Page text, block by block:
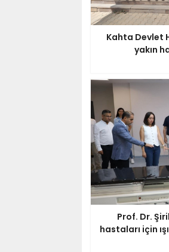
Kahta Devlet
yakın
Prof. Dr.
hastaları için